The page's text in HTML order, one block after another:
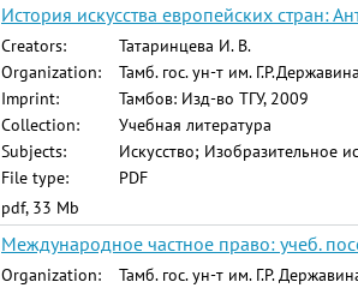
История искусства европейских стран:
Creators:
Татаринцева И. В.
Organization:
Тамб. гос. ун-т им. Г.Р.Державина
Imprint:
Тамбов: Изд-во ТГУ, 2009
Collection:
Учебная литература
Subjects:
Искусство; Изобразительное
File type:
PDF
pdf, 33 Mb
Международное частное право: учеб.
Organization:
Тамб. гос. ун-т им. Г.Р.